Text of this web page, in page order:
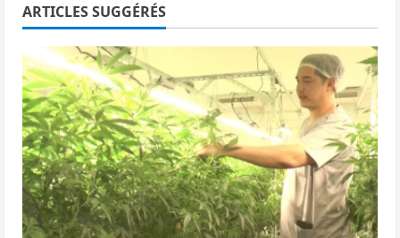
t
i
o
n
d
’
ARTICLES SUGGÉRÉS